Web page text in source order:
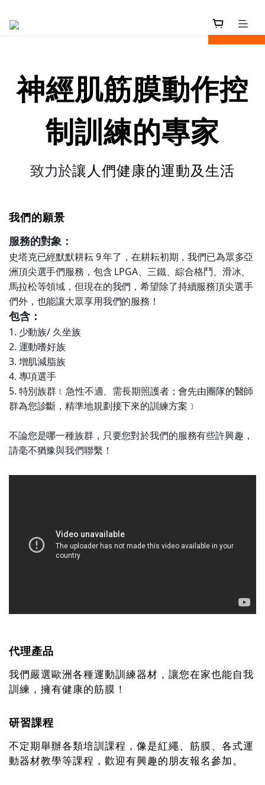
prev
神經肌筋膜動作控
制訓練的專家
致力於讓人們健康的運動及生活
我們的願景
服務的對象：
史塔克已經默默耕耘 9 年了，在耕耘初期，我們已為眾多亞
洲頂尖選手們服務，包含 LPGA、三鐵、綜合格鬥、滑冰、
馬拉松等領域，但現在的我們，希望除了持續服務頂尖選手
們外，也能讓大眾享用我們的服務！
包含：
1. 少動族/ 久坐族
2. 運動嗜好族
3. 增肌減脂族
4. 專項選手
5. 特別族群﹝急性不適、需長期照護者；會先由團隊的醫師
群為您診斷，精準地規劃接下來的訓練方案﹞
不論您是哪一種族群，只要您對於我們的服務有些許興趣，
請毫不猶豫與我們聯繫！
代理產品
我們嚴選歐洲各種運動訓練器材，讓您在家也能自我
訓練，擁有健康的筋膜！
研習課程
不定期舉辦各類培訓課程，像是紅繩、筋膜、各式運
動器材教學等課程，歡迎有興趣的朋友報名參加。